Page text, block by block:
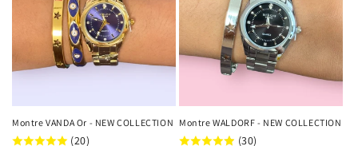
Montre VANDA Or - NEW COLLECTION
(20)
Montre WALDORF - NEW COLLECTION
(30)